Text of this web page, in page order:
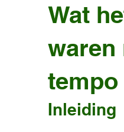
Wat
waren
tempo
Inleiding